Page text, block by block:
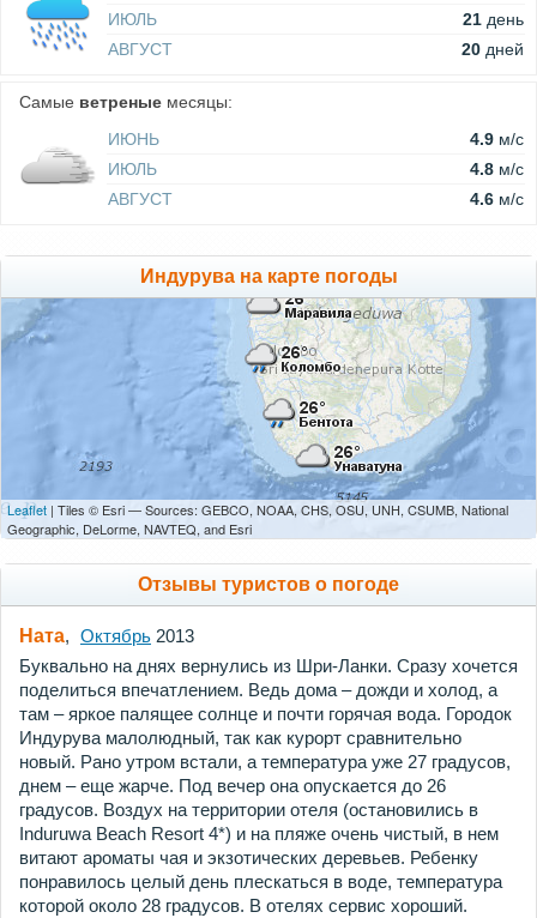
ИЮЛЬ
21 день
АВГУСТ
20 дней
Самые ветреные месяцы:
ИЮНЬ
4.9 м/c
ИЮЛЬ
4.8 м/c
АВГУСТ
4.6 м/c
Индурува на карте погоды
Leaflet | Tiles © Esri — Sources: GEBCO, NOAA, CHS, OSU, UNH, CSUMB, National
Geographic, DeLorme, NAVTEQ, and Esri
Отзывы туристов о погоде
Ната, Октябрь 2013
Буквально на днях вернулись из Шри-Ланки. Сразу хочется
поделиться впечатлением. Ведь дома – дожди и холод, а
там – яркое палящее солнце и почти горячая вода. Городок
Индурува малолюдный, так как курорт сравнительно
новый. Рано утром встали, а температура уже 27 градусов,
днем – еще жарче. Под вечер она опускается до 26
градусов. Воздух на территории отеля (остановились в
Induruwa Beach Resort 4*) и на пляже очень чистый, в нем
витают ароматы чая и экзотических деревьев. Ребенку
понравилось целый день плескаться в воде, температура
которой около 28 градусов. В отелях сервис хороший.